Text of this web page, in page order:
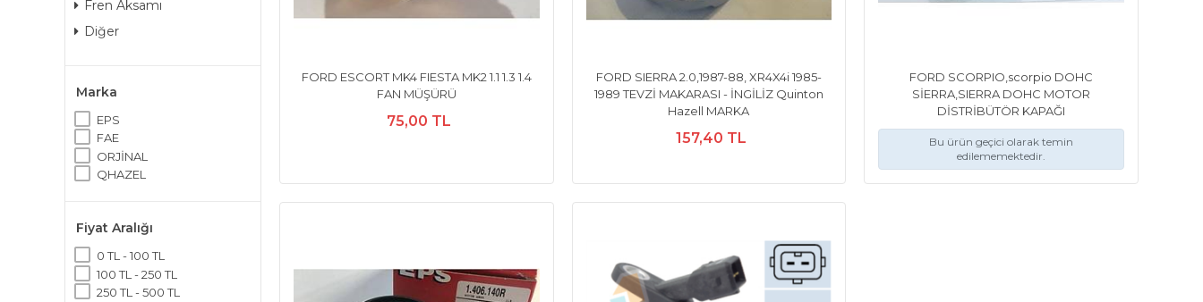
Fren Aksamı
Diğer
Marka
EPS
FAE
ORJİNAL
QHAZEL
Fiyat Aralığı
0 TL - 100 TL
100 TL - 250 TL
250 TL - 500 TL
FORD ESCORT MK4 FIESTA MK2 1.1 1.3 1.4
FAN MÜŞÜRÜ
75,00 TL
FORD SIERRA 2.0,1987-88, XR4X4i 1985-
1989 TEVZİ MAKARASI - İNGİLİZ Quinton
Hazell MARKA
157,40 TL
FORD SCORPIO,scorpio DOHC
SİERRA,SIERRA DOHC MOTOR
DİSTRİBÜTÖR KAPAĞI
Bu ürün geçici olarak temin
edilememektedir.